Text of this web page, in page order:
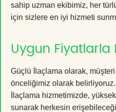
sahip uzman ekibimiz, her
için sizlere en iyi hizmeti
Uygun Fiyatlarla
Güçlü İlaçlama olarak,
önceliğimiz olarak
İlaçlama hizmetimizde,
sunarak herkesin